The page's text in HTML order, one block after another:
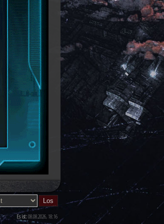
Es ist:08.08.2026, 18:16